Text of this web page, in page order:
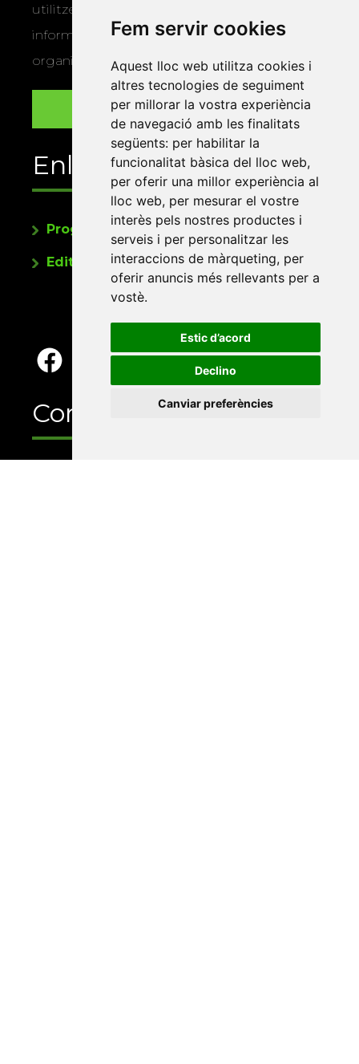
Fem servir cookies
Aquest lloc web utilitza cookies i
altres tecnologies de seguiment
per millorar la vostra experiència
de navegació amb les finalitats
següents: per habilitar la
funcionalitat bàsica del lloc web,
per oferir una millor experiència al
lloc web, per mesurar el vostre
interès pels nostres productes i
serveis i per personalitzar les
interaccions de màrqueting, per
oferir anuncis més rellevants per a
vostè.
Estic d’acord
Declino
Canviar preferències
utilitzem les vostres dades per a enviar-vos
informació sobre els actes i activitats que
organitza la Xarxa Vives.
Enllaços
Programa de publicacions
Editorials universitàries a Twitter
Contacte